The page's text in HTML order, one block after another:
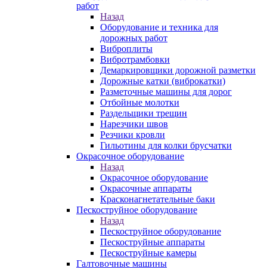
работ
Назад
Оборудование и техника для
дорожных работ
Виброплиты
Вибротрамбовки
Демаркировщики дорожной разметки
Дорожные катки (виброкатки)
Разметочные машины для дорог
Отбойные молотки
Раздельщики трещин
Нарезчики швов
Резчики кровли
Гильотины для колки брусчатки
Окрасочное оборудование
Назад
Окрасочное оборудование
Окрасочные аппараты
Красконагнетательные баки
Пескоструйное оборудование
Назад
Пескоструйное оборудование
Пескоструйные аппараты
Пескоструйные камеры
Галтовочные машины